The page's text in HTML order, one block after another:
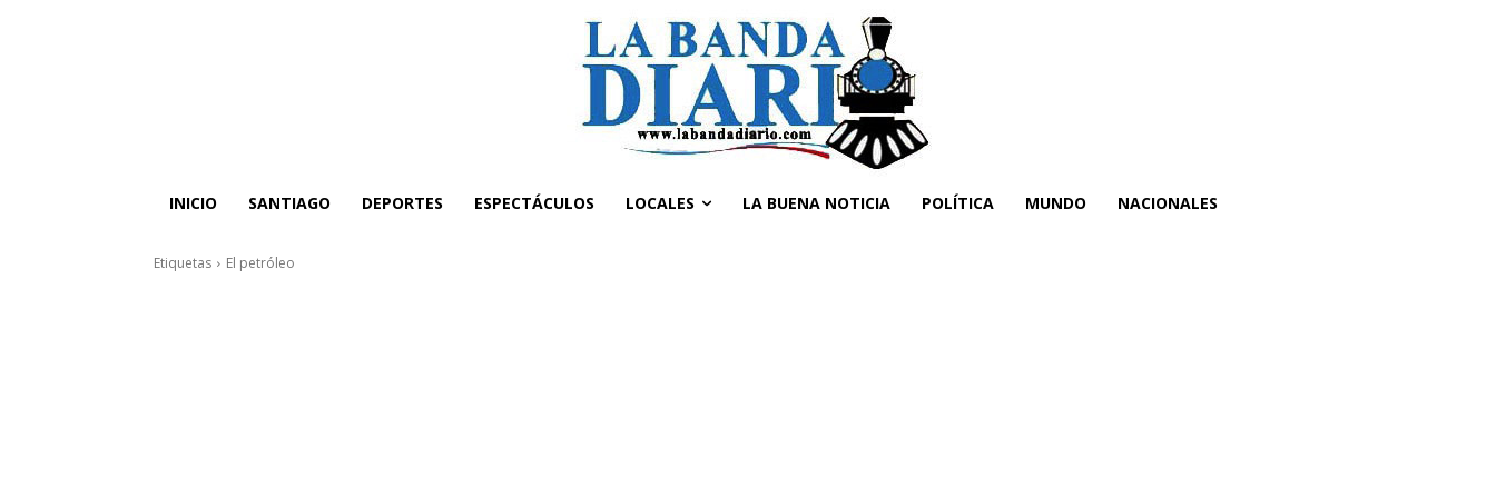
INICIO SANTIAGO DEPORTES ESPECTÁCULOS LOCALES LA BUENA NOTICIA POLÍTICA MUNDO NACIONALES
Etiquetas El petróleo